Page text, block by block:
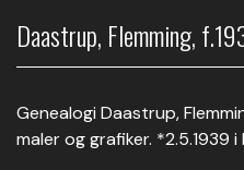
Daastrup, Flemming,
Genealogi Daastrup,
maler og grafiker. *2.5.1939 i